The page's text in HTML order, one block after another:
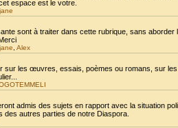
espace est le votre.
sont à traiter dans cette rubrique, sans
Alex
sur les œuvres, essais, poèmes ou romans, sur
admis des sujets en rapport avec la situation
des autres parties de notre Diaspora.